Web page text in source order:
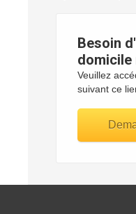
Besoin
domicile
Veuillez
suivant ce